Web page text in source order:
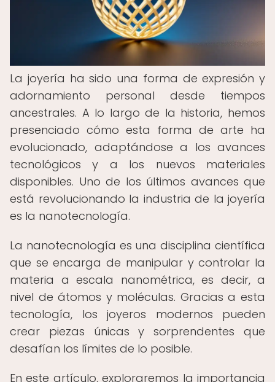
La joyería ha sido una forma de expresión y
adornamiento personal desde tiempos
ancestrales. A lo largo de la historia, hemos
presenciado cómo esta forma de arte ha
evolucionado, adaptándose a los avances
tecnológicos y a los nuevos materiales
disponibles. Uno de los últimos avances que
está revolucionando la industria de la joyería
es la nanotecnología.
La nanotecnología es una disciplina científica
que se encarga de manipular y controlar la
materia a escala nanométrica, es decir, a
nivel de átomos y moléculas. Gracias a esta
tecnología, los joyeros modernos pueden
crear piezas únicas y sorprendentes que
desafían los límites de lo posible.
En este artículo, exploraremos la importancia